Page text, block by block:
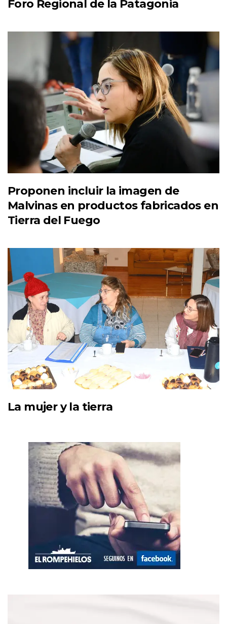
Foro Regional de la Patagonia
Proponen incluir la imagen de
Malvinas en productos fabricados en
Tierra del Fuego
La mujer y la tierra